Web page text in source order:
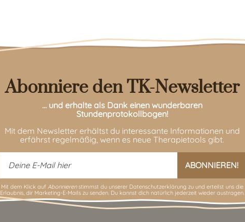
Abonniere den TK-Newsletter
… und erhalte als Dank einen wunderbaren
Stundenprotokollbogen!
Mit dem Newsletter erhältst du interessante Informationen und
erfährst regelmäßig, wenn es neue Therapietools gibt.
Mit dem Klick auf Abonnierenstimmst du unserer Datenschutzerklärung zu und erteilst uns die
Erlaubnis, dir Marketing-E-Mails zu senden. Du kannst dich natürlich jederzeit wieder austragen.